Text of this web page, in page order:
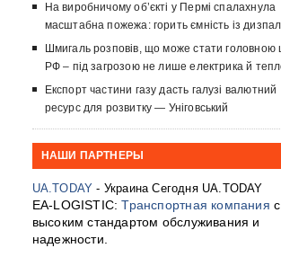
На виробничому об’єкті у Пермі спалахнула
масштабна пожежа: горить ємність із
Шмигаль розповів, що може стати головною
РФ – під загрозою не лише електрика й
Експорт частини газу дасть галузі валютний
ресурс для розвитку — Уніговський
НАШИ ПАРТНЕРЫ
UA.TODAY - Украина Сегодня UA.TODAY
EA-LOGISTIC:Транспортная компания с
высоким стандартом обслуживания и
надежности.